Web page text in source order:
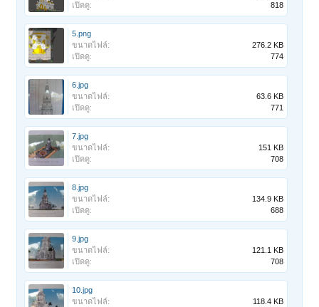
เปิดดู:
818
5.png
ขนาดไฟล์:
276.2 KB
เปิดดู:
774
6.jpg
ขนาดไฟล์:
63.6 KB
เปิดดู:
771
7.jpg
ขนาดไฟล์:
151 KB
เปิดดู:
708
8.jpg
ขนาดไฟล์:
134.9 KB
เปิดดู:
688
9.jpg
ขนาดไฟล์:
121.1 KB
เปิดดู:
708
10.jpg
ขนาดไฟล์:
118.4 KB